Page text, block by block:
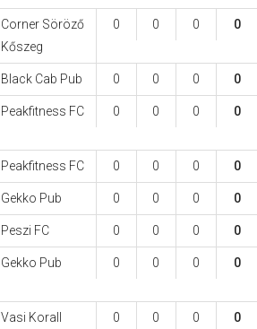
Corner Söröző
Kőszeg
0 0 0 0
Black Cab Pub 0 0 0 0
Peakfitness FC 0 0 0 0
Peakfitness FC 0 0 0 0
Gekko Pub 0 0 0 0
Peszi FC 0 0 0 0
Gekko Pub 0 0 0 0
Vasi Korall 0 0 0 0